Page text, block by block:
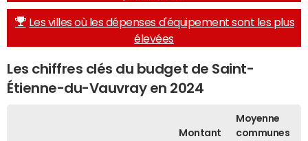
Les villes où les dépenses d'équipement sont les plus
élevées
Les chiffres clés du budget de Saint-
Étienne-du-Vauvray en 2024
Montant
Moyenne
communes